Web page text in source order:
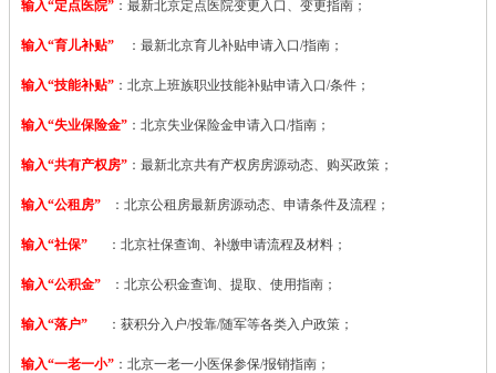
输入“定点医院” ： 最新北京定点医院变更入口、变更指南；
输入“育儿补贴” ：最新北京育儿补贴申请入口/指南；
输入“技能补贴” ： 北京上班族职业技能补贴申请入口/条件；
输入“失业保险金” ：北京失业保险金申请入口/指南；
输入“共有产权房” ：最新北京共有产权房房源动态、购买政策；
输入“公租房” ：北京公租房最新房源动态、申请条件及流程；
输入“社保” ：北京社保查询、补缴申请流程及材料；
输入“公积金” ：北京公积金查询、提取、使用指南；
输入“落户” ：获积分入户/投靠/随军等各类入户政策；
输入“一老一小” ：北京一老一小医保参保/报销指南；